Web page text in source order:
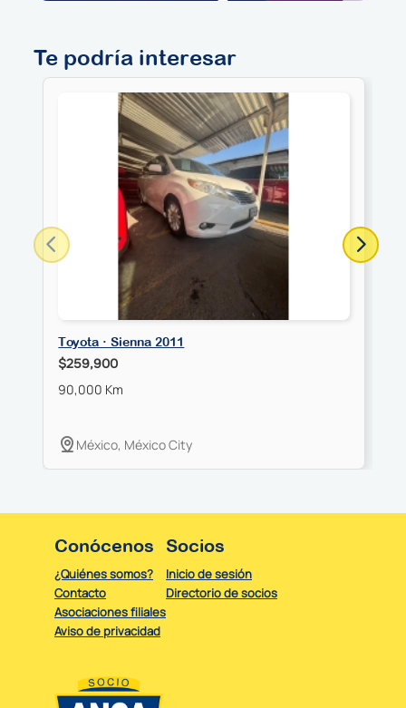
Te podría interesar
Toyota · Sienna 2011
$259,900
90,000 Km
México, México City
Conócenos
¿Quiénes somos?
Contacto
Asociaciones filiales
Aviso de privacidad
Socios
Inicio de sesión
Directorio de socios